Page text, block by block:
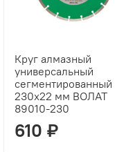
Круг алмазный
универсальный
сегментированный
230х22 мм ВОЛАТ
89010-230
610 ₽